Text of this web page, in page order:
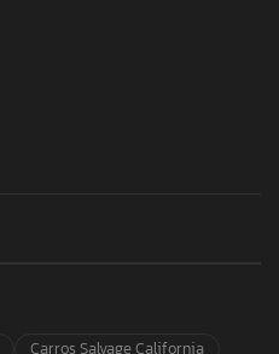
Carros Salvage California